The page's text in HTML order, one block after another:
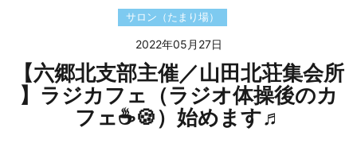
サロン（たまり場）
2022年05月27日
【六郷北支部主催／山田北荘集会所
】ラジカフェ（ラジオ体操後のカ
フェ☕🍪）始めます♬